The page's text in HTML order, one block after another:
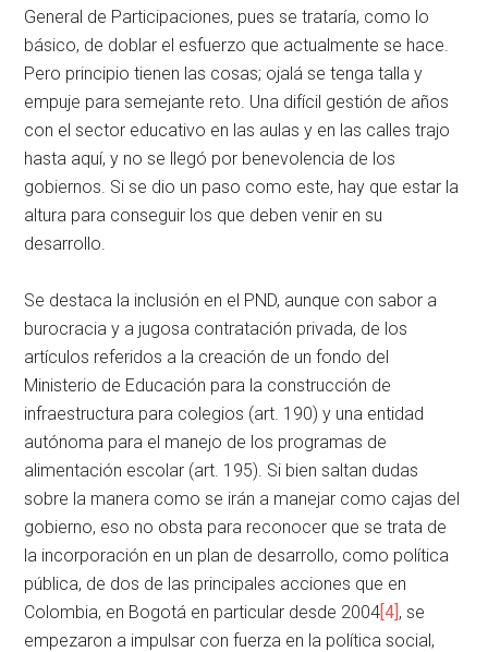
General de Participaciones, pues se trataría, como lo
básico, de doblar el esfuerzo que actualmente se hace.
Pero principio tienen las cosas; ojalá se tenga talla y
empuje para semejante reto. Una difícil gestión de años
con el sector educativo en las aulas y en las calles trajo
hasta aquí, y no se llegó por benevolencia de los
gobiernos. Si se dio un paso como este, hay que estar la
altura para conseguir los que deben venir en su
desarrollo.
Se destaca la inclusión en el PND, aunque con sabor a
burocracia y a jugosa contratación privada, de los
artículos referidos a la creación de un fondo del
Ministerio de Educación para la construcción de
infraestructura para colegios (art. 190) y una entidad
autónoma para el manejo de los programas de
alimentación escolar (art. 195). Si bien saltan dudas
sobre la manera como se irán a manejar como cajas del
gobierno, eso no obsta para reconocer que se trata de
la incorporación en un plan de desarrollo, como política
pública, de dos de las principales acciones que en
Colombia, en Bogotá en particular desde 2004[4], se
empezaron a impulsar con fuerza en la política social,